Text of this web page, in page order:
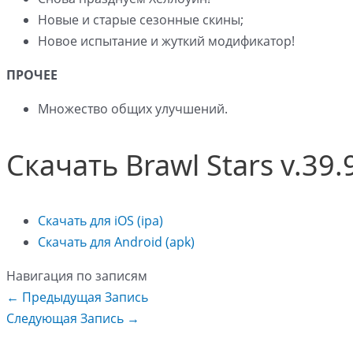
Новые и старые сезонные скины;
Новое испытание и жуткий модификатор!
ПРОЧЕЕ
Множество общих улучшений.
Скачать Brawl Stars
Скачать для iOS (ipa)
Скачать для Android (apk)
Навигация по записям
← Предыдущая Запись
Следующая Запись →